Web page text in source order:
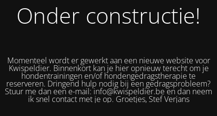
Onder constructie!
Momenteel wordt er gewerkt aan een nieuwe website voor
Kwispeldier. Binnenkort kan je hier opnieuw terecht om je
hondentrainingen en/of hondengedragstherapie te
reserveren. Dringend hulp nodig bij een gedragsprobleem?
Stuur me dan een e-mail: info@kwispeldier.be en dan neem
ik snel contact met je op. Groetjes, Stef Verjans